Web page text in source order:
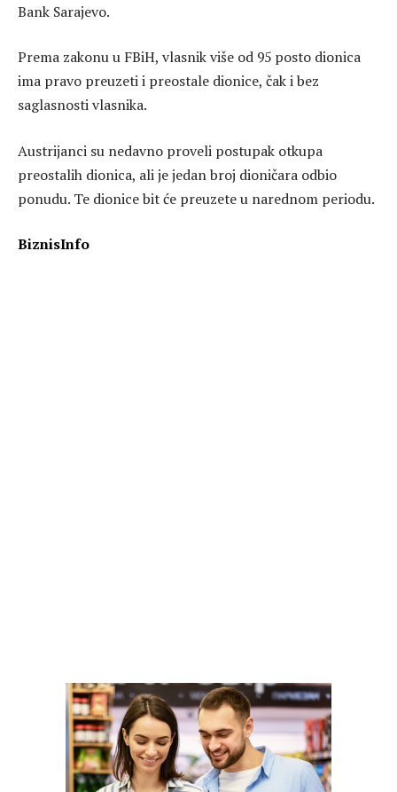
Bank Sarajevo.
Prema zakonu u FBiH, vlasnik više od 95 posto dionica
ima pravo preuzeti i preostale dionice, čak i bez
saglasnosti vlasnika.
Austrijanci su nedavno proveli postupak otkupa
preostalih dionica, ali je jedan broj dioničara odbio
ponudu. Te dionice bit će preuzete u narednom periodu.
BiznisInfo